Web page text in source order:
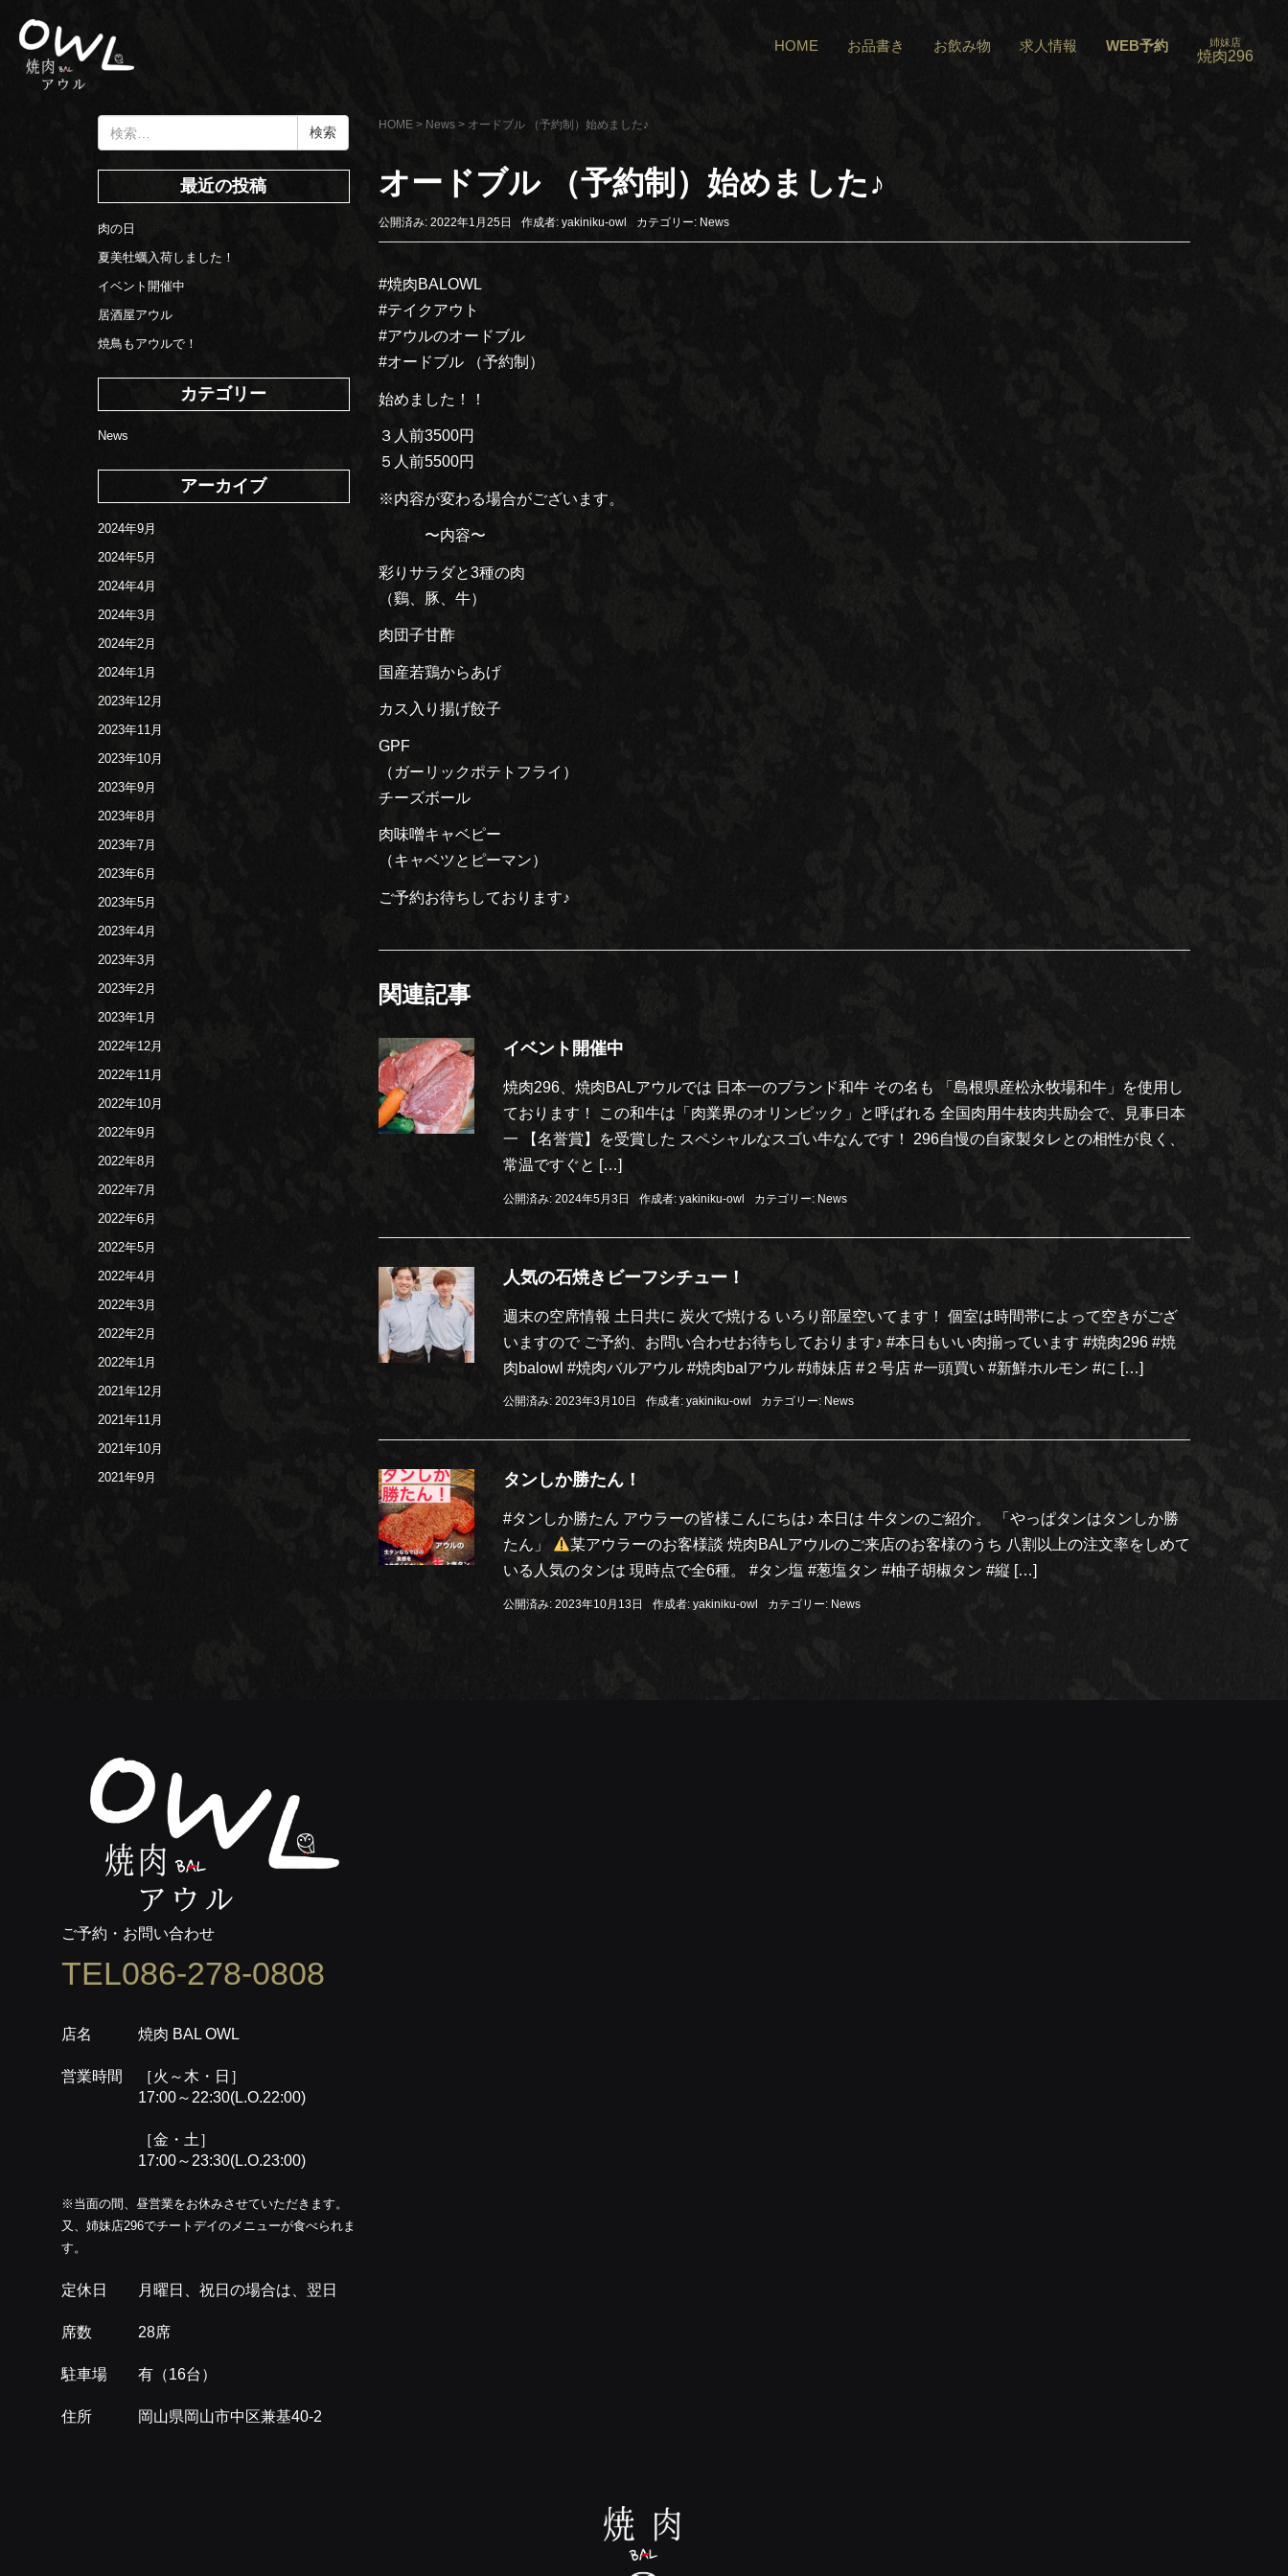
HOME お品書き お飲み物 求人情報 WEB予約 姉妹店
焼肉296
HOME> News> オードブル （予約制）始めました♪
オードブル （予約制）始めました♪
公開済み: 2022年1月25日 作成者: yakiniku-owl カテゴリー: News
#焼肉BALOWL
#テイクアウト
#アウルのオードブル
#オードブル （予約制）
始めました！！
３人前3500円
５人前5500円
※内容が変わる場合がございます。
〜内容〜
彩りサラダと3種の肉
（鷄、豚、牛）
肉団子甘酢
国産若鶏からあげ
カス入り揚げ餃子
GPF
（ガーリックポテトフライ）
チーズボール
肉味噌キャベピー
（キャベツとピーマン）
ご予約お待ちしております♪
関連記事
イベント開催中
焼肉296、焼肉BALアウルでは 日本一のブランド和牛 その名も 「島根県産松永牧場和牛」を使用し
ております！ この和牛は「肉業界のオリンピック」と呼ばれる 全国肉用牛枝肉共励会で、見事日本
一 【名誉賞】を受賞した スペシャルなスゴい牛なんです！ 296自慢の自家製タレとの相性が良く、
常温ですぐと […]
公開済み: 2024年5月3日 作成者: yakiniku-owl カテゴリー: News
人気の石焼きビーフシチュー！
週末の空席情報 土日共に 炭火で焼ける いろり部屋空いてます！ 個室は時間帯によって空きがござ
いますので ご予約、お問い合わせお待ちしております♪ #本日もいい肉揃っています #焼肉296 #焼
肉balowl #焼肉バルアウル #焼肉balアウル #姉妹店 #２号店 #一頭買い #新鮮ホルモン #に […]
公開済み: 2023年3月10日 作成者: yakiniku-owl カテゴリー: News
タンしか勝たん！
#タンしか勝たん アウラーの皆様こんにちは♪ 本日は 牛タンのご紹介。 「やっぱタンはタンしか勝
たん」
某アウラーのお客様談 焼肉BALアウルのご来店のお客様のうち 八割以上の注文率をしめて
いる人気のタンは 現時点で全6種。 #タン塩 #葱塩タン #柚子胡椒タン #縦 […]
公開済み: 2023年10月13日 作成者: yakiniku-owl カテゴリー: News
索:
最近の投稿
肉の日
夏美牡蠣入荷しました！
イベント開催中
居酒屋アウル
焼鳥もアウルで！
カテゴリー
News
アーカイブ
2024年9月
2024年5月
2024年4月
2024年3月
2024年2月
2024年1月
2023年12月
2023年11月
2023年10月
2023年9月
2023年8月
2023年7月
2023年6月
2023年5月
2023年4月
2023年3月
2023年2月
2023年1月
2022年12月
2022年11月
2022年10月
2022年9月
2022年8月
2022年7月
2022年6月
2022年5月
2022年4月
2022年3月
2022年2月
2022年1月
2021年12月
2021年11月
2021年10月
2021年9月
ご予約・お問い合わせ
TEL086-278-0808
店名 焼肉 BAL OWL
営業時間 ［火～木・日］
17:00～22:30(L.O.22:00)
［金・土］
17:00～23:30(L.O.23:00)
※当面の間、昼営業をお休みさせていただきます。
又、姉妹店296でチートデイのメニューが食べられま
す。
定休日 月曜日、祝日の場合は、翌日
席数 28席
駐車場 有（16台）
住所 岡山県岡山市中区兼基40-2